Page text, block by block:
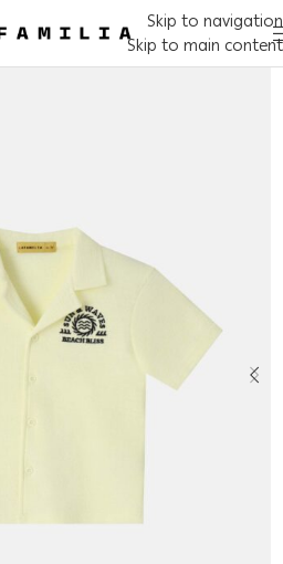
Skip to navigation
Skip to main content